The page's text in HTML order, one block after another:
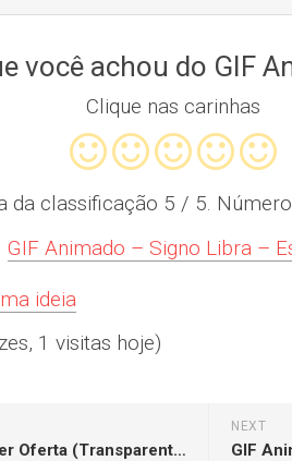
você achou do GIF
Clique nas carinhas
da classificação 5 / 5.
GIF Animado – Signo Libra –
ideia
1 visitas hoje)
NEXT
GIF
GIF Animado – Super Oferta (Transparente)